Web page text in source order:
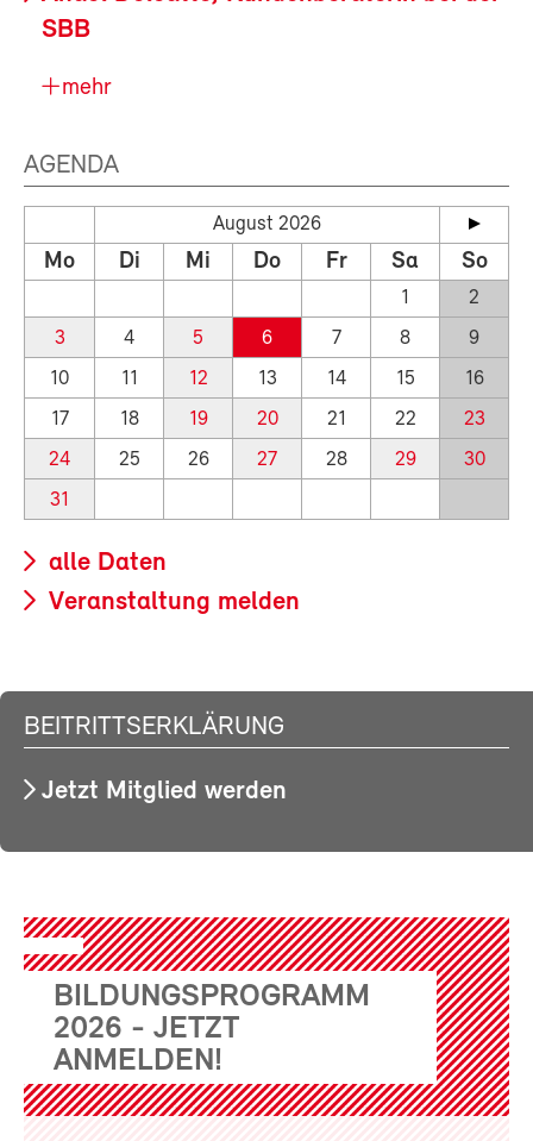
SBB
mehr
AGENDA
August 2026
Mo Di Mi Do Fr Sa So
1
2
3
4 5 6 7 8
9
10
11 12 13 14 15
16
17
18 19 20 21 22
23
24
25 26 27 28 29
30
31
alle Daten
Veranstaltung melden
BEITRITTSERKLÄRUNG
Jetzt Mitglied werden
BILDUNGSPROGRAMM
2026 - JETZT
ANMELDEN!